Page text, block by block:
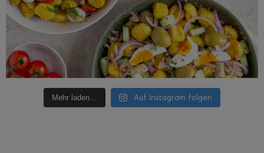
Mehr laden… Auf Instagram folgen